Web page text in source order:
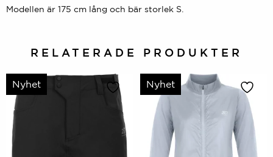
Modellen är 175 cm lång och bär storlek S.
RELATERADE PRODUKTER
Nyhet Nyhet